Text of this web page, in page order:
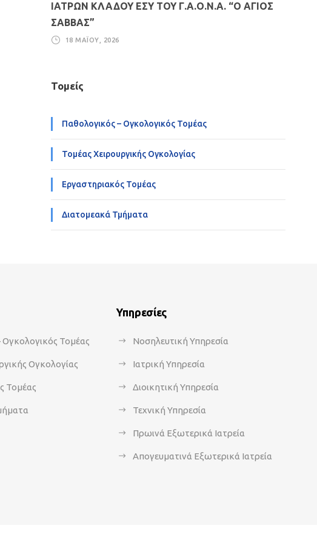
ΙΑΤΡΩΝ ΚΛΑΔΟΥ ΕΣΥ ΤΟΥ Γ.Α.Ο.Ν.Α. “Ο ΑΓΙΟΣ
ΣΑΒΒΑΣ”
18 ΜΑΪ́ΟΥ, 2026
Τομείς
Παθολογικός – Ογκολογικός Τομέας
Τομέας Χειρουργικής Ογκολογίας
Εργαστηριακός Τομέας
Διατομεακά Τμήματα
Ογκολογικός Τομέας
Ογκολογίας
Τομέας
Υπηρεσίες
Νοσηλευτική Υπηρεσία
Ιατρική Υπηρεσία
Διοικητική Υπηρεσία
Τεχνική Υπηρεσία
Πρωινά Εξωτερικά Ιατρεία
Απογευματινά Εξωτερικά Ιατρεία